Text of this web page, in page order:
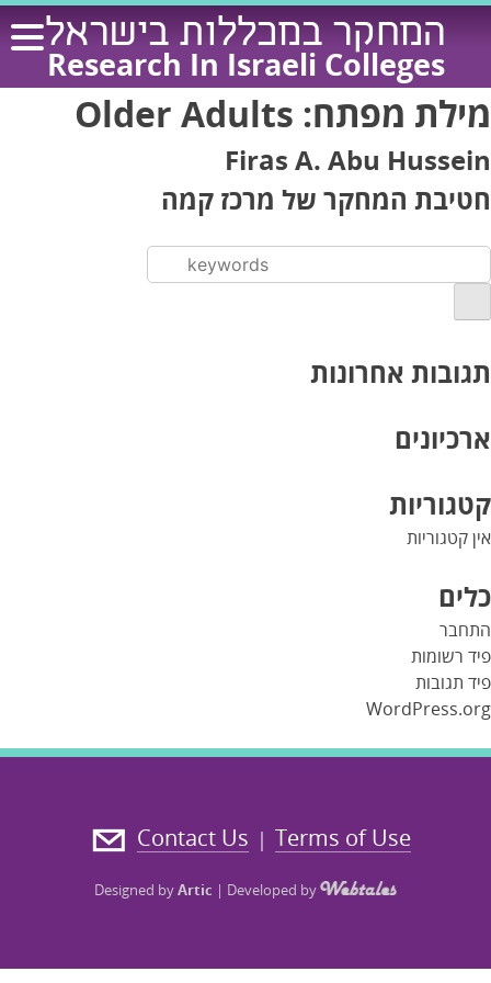
Skip
content
המחקר במכללות בישראל
Research In Israeli Colleges
מילת מפתח: Older Adults
Firas A. Abu Hussein
חטיבת המחקר של מרכז קמה
תגובות אחרונות
ארכיונים
קטגוריות
אין קטגוריות
כלים
התחבר
פיד רשומות
פיד תגובות
WordPress.org
Terms of Use
|
Contact Us
Designed byArtic | Developed by